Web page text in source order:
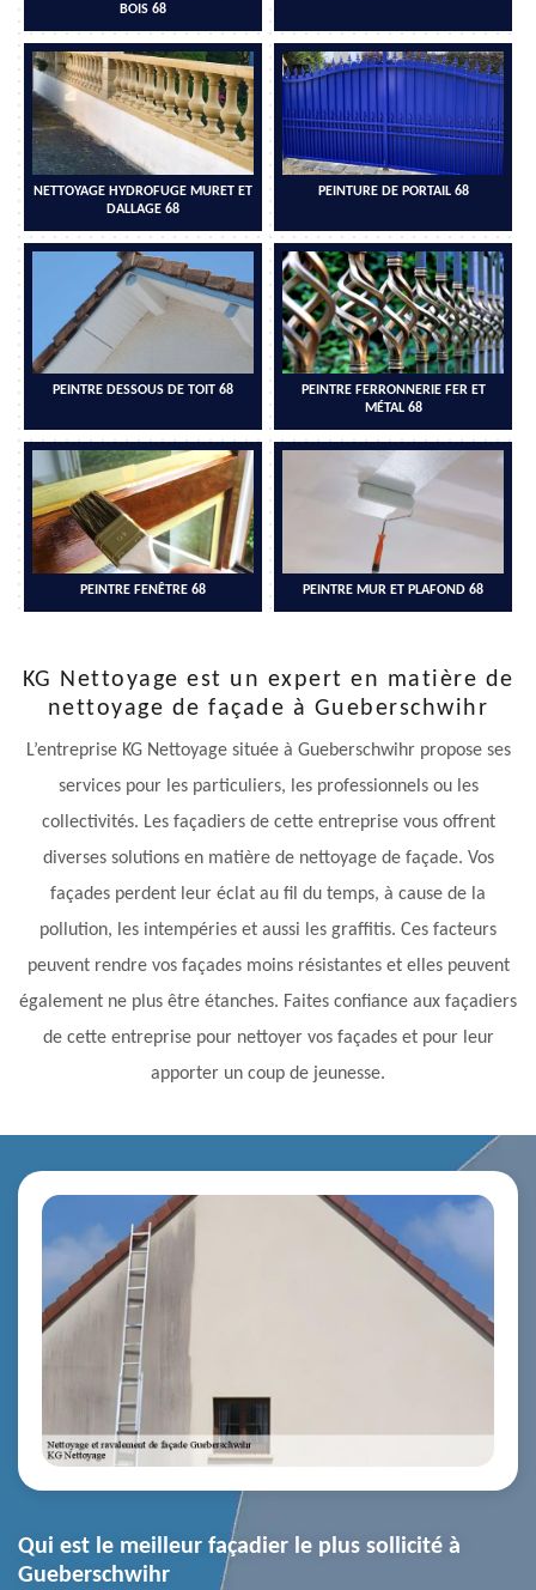
BOIS 68
NETTOYAGE HYDROFUGE MURET ET
DALLAGE 68
PEINTURE DE PORTAIL 68
PEINTRE DESSOUS DE TOIT 68
PEINTRE FERRONNERIE FER ET
MÉTAL 68
PEINTRE FENÊTRE 68 PEINTRE MUR ET PLAFOND 68
KG Nettoyage est un expert en matière de
nettoyage de façade à Gueberschwihr
L’entreprise KG Nettoyage située à Gueberschwihr propose ses
services pour les particuliers, les professionnels ou les
collectivités. Les façadiers de cette entreprise vous offrent
diverses solutions en matière de nettoyage de façade. Vos
façades perdent leur éclat au fil du temps, à cause de la
pollution, les intempéries et aussi les graffitis. Ces facteurs
peuvent rendre vos façades moins résistantes et elles peuvent
également ne plus être étanches. Faites confiance aux façadiers
de cette entreprise pour nettoyer vos façades et pour leur
apporter un coup de jeunesse.
Qui est le meilleur façadier le plus sollicité à
Gueberschwihr